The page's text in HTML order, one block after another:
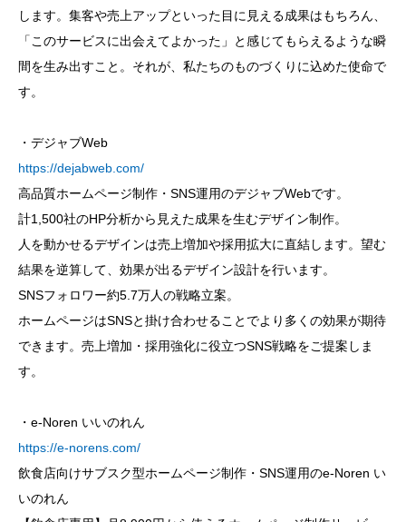
します。集客や売上アップといった目に見える成果はもちろん、
「このサービスに出会えてよかった」と感じてもらえるような瞬
間を生み出すこと。それが、私たちのものづくりに込めた使命で
す。
・デジャブWeb
https://dejabweb.com/
高品質ホームページ制作・SNS運用のデジャブWebです。
計1,500社のHP分析から見えた成果を生むデザイン制作。
人を動かせるデザインは売上増加や採用拡大に直結します。望む
結果を逆算して、効果が出るデザイン設計を行います。
SNSフォロワー約5.7万人の戦略立案。
ホームページはSNSと掛け合わせることでより多くの効果が期待
できます。売上増加・採用強化に役立つSNS戦略をご提案しま
す。
・e-Noren いいのれん
https://e-norens.com/
飲食店向けサブスク型ホームページ制作・SNS運用のe-Noren い
いのれん